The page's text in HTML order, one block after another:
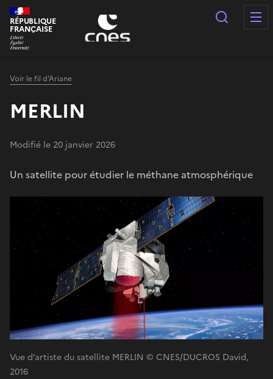
Panneau de gestion des cookies
RÉPUBLIQUE
FRANÇAISE
Voir le fil d'Ariane
MERLIN
Modifié le 20 janvier 2026
Un satellite pour étudier le méthane atmosphérique
Vue d’artiste du satellite MERLIN © CNES/DUCROS David,
2016